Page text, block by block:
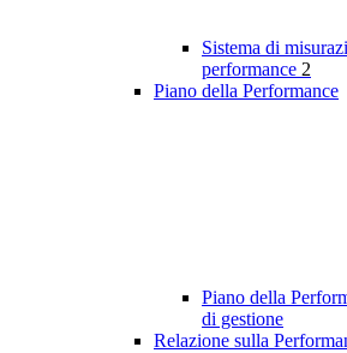
Sistema di
performance 2
Piano della Performance
Piano della
di gestione
Relazione sulla